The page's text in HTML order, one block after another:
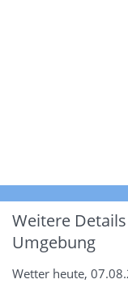
Weitere
Umgebung
Wetter heute,